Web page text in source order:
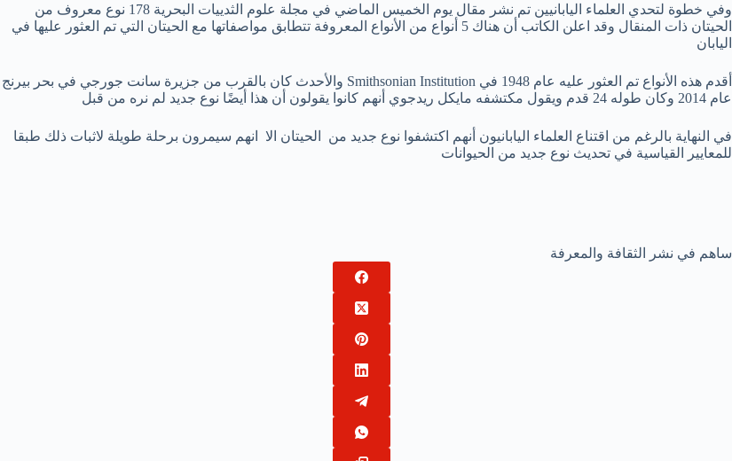
وفي خطوة لتحدي العلماء اليابانيين تم نشر مقال يوم الخميس الماضي في مجلة علوم الثدييات البحرية 178 نوع معروف من
الحيتان ذات المنقال وقد اعلن الكاتب أن هناك 5 أنواع من الأنواع المعروفة تتطابق مواصفاتها مع الحيتان التي تم العثور عليها في
اليابان
أقدم هذه الأنواع تم العثور عليه عام 1948 في Smithsonian Institution والأحدث كان بالقرب من جزيرة سانت جورجي في بحر بيرنج
عام 2014 وكان طوله 24 قدم ويقول مكتشفه مايكل ريدجوي أنهم كانوا يقولون أن هذا أيضًا نوع جديد لم نره من قبل
في النهاية بالرغم من اقتناع العلماء اليابانيون أنهم اكتشفوا نوع جديد من الحيتان الا انهم سيمرون برحلة طويلة لاثبات ذلك طبقا
للمعايير القياسية في تحديث نوع جديد من الحيوانات
ساهم في نشر الثقافة والمعرفة